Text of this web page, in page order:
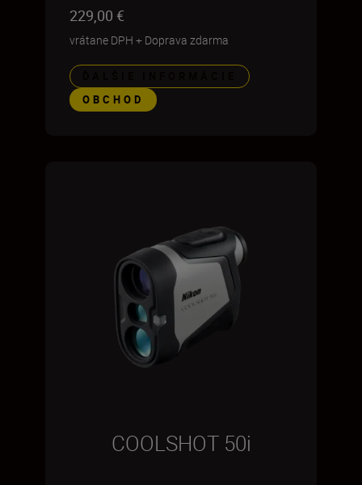
229,00 €
vrátane DPH + Doprava zdarma
OBCHOD
COOLSHOT 50i